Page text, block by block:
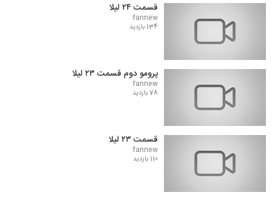
قسمت ۲۴ لیلا
fannew
134 بازدید
پرومو دوم قسمت ۲۳ لیلا
fannew
78 بازدید
قسمت ۲۳ لیلا
fannew
110 بازدید